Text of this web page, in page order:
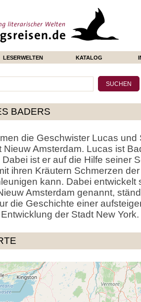
LESERWELTEN KATALOG
BADERS
die Geschwister Lucas und
Nieuw Amsterdam. Lucas ist
ist er auf die Hilfe seiner
ihren Kräutern Schmerzen
kann. Dabei entwickelt
Amsterdam genannt,
die Geschichte einer
der Stadt New York.